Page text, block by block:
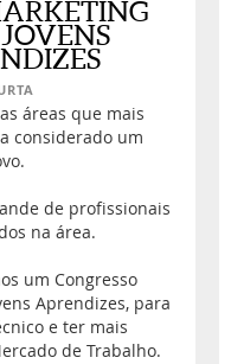
áreas que mais
considerado um
de profissionais
na área.
um Congresso
Aprendizes, para
e ter mais
de Trabalho.